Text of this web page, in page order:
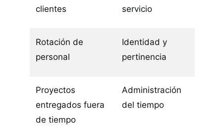
clientes
servicio
Rotación de
personal
Identidad y
pertinencia
Proyectos
entregados fuera
de tiempo
Administración
del tiempo